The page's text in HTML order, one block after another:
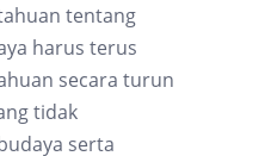
tentang
harus terus
secara turun
tidak
serta